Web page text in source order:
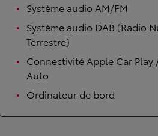
Système audio AM/FM
Système audio DAB (Radio
Terrestre)
Connectivité Apple Car Play
Auto
Ordinateur de bord